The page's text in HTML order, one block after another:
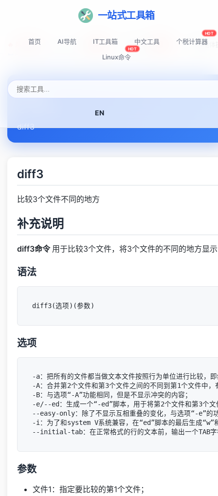
一站式工具箱
首页 AI导航 IT工具箱 中文工具 个税计算器
HOT
Linux命令
HOT
EN
🔥 热门推荐: Top-AI-Tools NEW AI提示词秘籍 NEW AI IDE智能体
diff3
diff3
diff3
比较3个文件不同的地方
补充说明
diff3命令 用于比较3个文件，将3个文件的不同的地方显
语法
选项
-a：把所有的文件都当做文本文件按照行为单位进行比较，
-A：合并第2个文件和第3个文件之间的不同到第1个文件中，
-B：与选项“-A”功能相同，但是不显示冲突的内容；
-e/--ed：生成一个“-ed”脚本，用于将第2个文件和第3个文
--easy-only：除了不显示互相重叠的变化，与选项“-e”的
-i：为了和system V系统兼容，在“ed”脚本的最后生成“w”
参数
文件1：指定要比较的第1个文件；